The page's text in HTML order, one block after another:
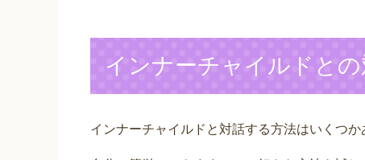
インナーチャイルドと
インナーチャイルドと対話する方法はいくつか